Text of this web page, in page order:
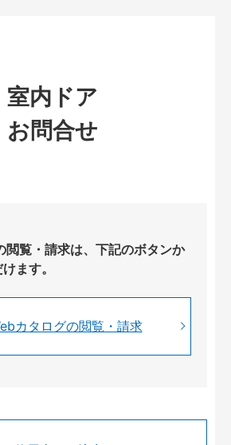
室内ドア
お問合せ
閲覧・請求は、下記のボタンか
ます。
カタログの閲覧・請求